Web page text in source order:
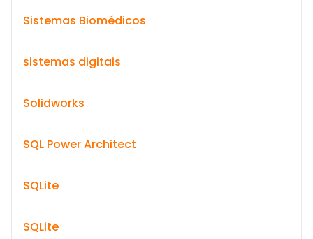
Sistemas Biomédicos
sistemas digitais
Solidworks
SQL Power Architect
SQLite
SQLite